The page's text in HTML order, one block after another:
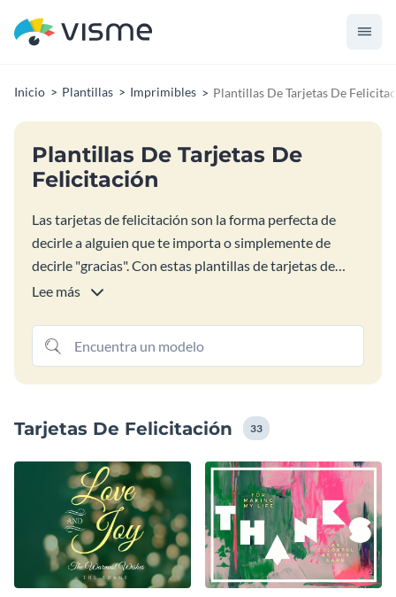
Inicio Plantillas Imprimibles Plantillas De Tarjetas De
Plantillas De Tarjetas De
Felicitación
Las tarjetas de felicitación son la forma perfecta de
decirle a alguien que te importa o simplemente de
decirle "gracias". Con estas plantillas de tarjetas de
felicitación fáciles de personalizar, puedes insertar
imágenes, iconos, fuentes, formas y otros recursos
gráficos gratuitos para crear tus propias tarjetas
llamativas.
Lee más
Tarjetas De Felicitación 33